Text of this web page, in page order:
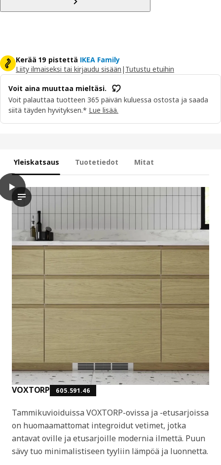
Kerää 19 pistettä IKEA Family
Liity ilmaiseksi tai kirjaudu sisään | Tutustu etuihin
Voit aina muuttaa mieltäsi.
Voit palauttaa tuotteen 365 päivän kuluessa ostosta ja saada
siitä täyden hyvityksen.* Lue lisää.
Yleiskatsaus Tuotetiedot Mitat
VOXTORP 605.591.46
Tammikuvioiduissa VOXTORP-ovissa ja -etusarjoissa
on huomaamattomat integroidut vetimet, jotka
antavat oville ja etusarjoille modernia ilmettä. Puun
sävy tuo minimalistiseen tyyliin lämpöä ja luonnetta.
play
Videolla esitellään ovi, joka integroidaan avoimeen
VOXTORP Ovi, tammikuvio, 60x100 cm